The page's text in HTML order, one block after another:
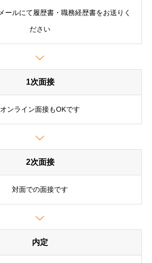
ールにて履歴書・職務経歴書をお送りく
ださい
1次面接
オンライン面接もOKです
2次面接
対面での面接です
内定